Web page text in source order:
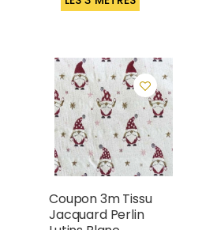
Coupon 3m Tissu
Jacquard Perlin